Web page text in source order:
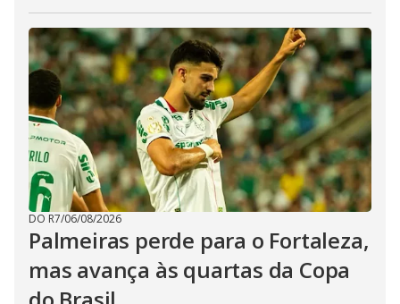
DO R7/06/08/2026
Palmeiras perde para o Fortaleza,
mas avança às quartas da Copa